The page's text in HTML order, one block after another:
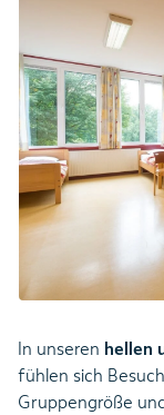
In unseren hellen
fühlen sich
Gruppengröße